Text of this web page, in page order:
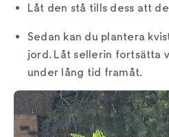
Låt den stå tills dess att
Sedan kan du plantera
jord. Låt sellerin fortsätta
under lång tid framåt.